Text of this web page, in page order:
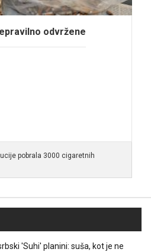
odvržene
pobrala 3000 cigaretnih
'Suhi' planini: suša, kot je ne